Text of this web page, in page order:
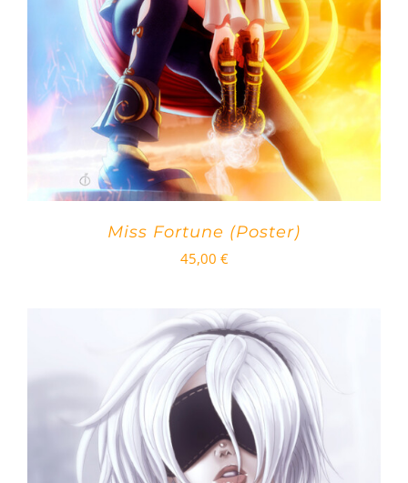
Miss Fortune (Poster)
45,00 €